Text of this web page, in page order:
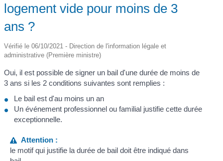
logement vide pour moins de 3
ans ?
Vérifié le 06/10/2021 - Direction de l'information légale et
administrative (Première ministre)
Oui, il est possible de signer un bail d'une durée de moins de
3 ans si les 2 conditions suivantes sont remplies :
Le bail est d'au moins un an
Un événement professionnel ou familial justifie cette durée
exceptionnelle.
Attention :
le motif qui justifie la durée de bail doit être indiqué dans